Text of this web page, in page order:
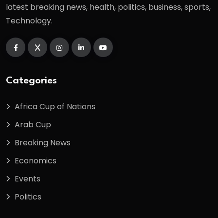
latest breaking news, health, politics, business, sports,
Technology.
Categories
Africa Cup of Nations
Arab Cup
Breaking News
Economics
Events
Politics